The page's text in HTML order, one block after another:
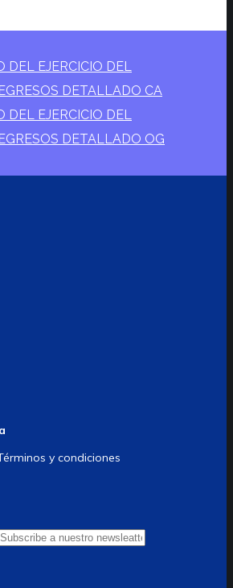
DEL EJERCICIO DEL
DETALLADO CA
DEL EJERCICIO DEL
DETALLADO OG
y condiciones